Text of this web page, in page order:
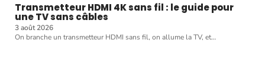
Transmetteur HDMI 4K sans fil : le guide pour
une TV sans câbles
3 août 2026
On branche un transmetteur HDMI sans fil, on allume la TV, et…